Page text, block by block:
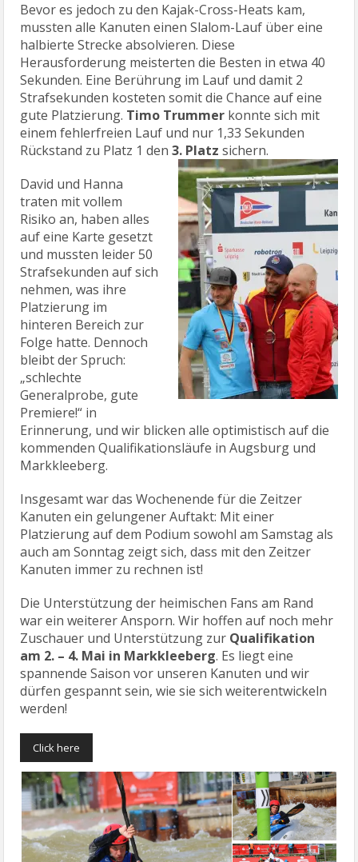
Bevor es jedoch zu den Kajak-Cross-Heats kam,
mussten alle Kanuten einen Slalom-Lauf über eine
halbierte Strecke absolvieren. Diese
Herausforderung meisterten die Besten in etwa 40
Sekunden. Eine Berührung im Lauf und damit 2
Strafsekunden kosteten somit die Chance auf eine
gute Platzierung. Timo Trummer konnte sich mit
einem fehlerfreien Lauf und nur 1,33 Sekunden
Rückstand zu Platz 1 den3. Platz sichern.
David und Hanna
traten mit vollem
Risiko an, haben alles
auf eine Karte gesetzt
und mussten leider 50
Strafsekunden auf sich
nehmen, was ihre
Platzierung im
hinteren Bereich zur
Folge hatte. Dennoch
bleibt der Spruch:
„schlechte
Generalprobe, gute
Premiere!“ in
Erinnerung, und wir blicken alle optimistisch auf die
kommenden Qualifikationsläufe in Augsburg und
Markkleeberg.
Insgesamt war das Wochenende für die Zeitzer
Kanuten ein gelungener Auftakt: Mit einer
Platzierung auf dem Podium sowohl am Samstag als
auch am Sonntag zeigt sich, dass mit den Zeitzer
Kanuten immer zu rechnen ist!
Die Unterstützung der heimischen Fans am Rand
war ein weiterer Ansporn. Wir hoffen auf noch mehr
Zuschauer und Unterstützung zur Qualifikation
am 2. – 4. Mai in Markkleeberg. Es liegt eine
spannende Saison vor unseren Kanuten und wir
dürfen gespannt sein, wie sie sich weiterentwickeln
werden!
Click here